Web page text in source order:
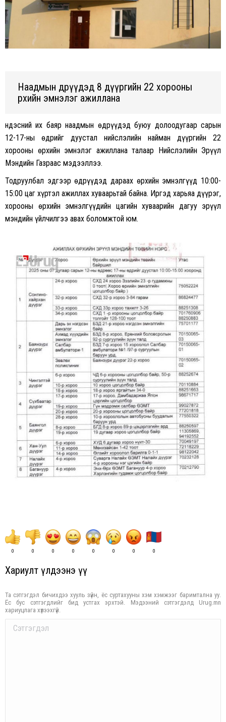
Наадмын өдрүүдэд 8 дүүргийн 22 хорооны
өрхийн эмнэлэг ажиллана
Үндэсний их баяр наадмын өдрүүдэд буюу долоодугаар сарын
12-17-ны өдрийг дуустал нийслэлийн найман дүүргийн 22
хорооны өрхийн эмнэлэг ажиллана талаар Нийслэлийн Эрүүл
Мэндийн Газраас мэдээллээ.
Тодруулбал эдгээр өдрүүдэд дараах өрхийн эмнэлгүүд 10:00-
15:00 цаг хүртэл ажиллах хуваарьтай байна. Иргэд харьяа дүүрэг,
хорооны өрхийн эмнэлгүүдийн цагийн хуваарийн дагуу эрүүл
мэндийн үйлчилгээ авах боломжтой юм.
0 0 0 0 0 0 0 0
Хариулт үлдээнэ үү
Та сэтгэгдэл бичихдээ хууль зүйн, ёс суртахууны хэм хэмжээг баримтална уу.
Ёс бус сэтгэгдлийг бид устгах эрхтэй. Мэдээний сэтгэгдэлд Urug.mn
хариуцлага хүлээхгүй.
Comment